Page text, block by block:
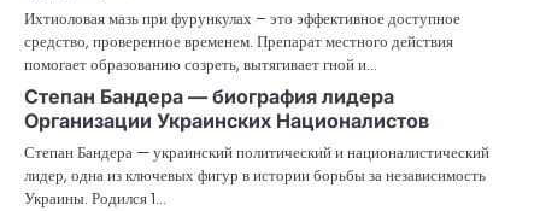
Ихтиоловая мазь при фурункулах – это эффективное доступное
средство, проверенное временем. Препарат местного действия
помогает образованию созреть, вытягивает гной и…
Степан Бандера — биография лидера
Организации Украинских Националистов
Степан Бандера — украинский политический и националистический
лидер, одна из ключевых фигур в истории борьбы за независимость
Украины. Родился 1…